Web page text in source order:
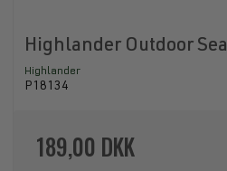
Highlander Outdoor
Highlander
P18134
189,00 DKK